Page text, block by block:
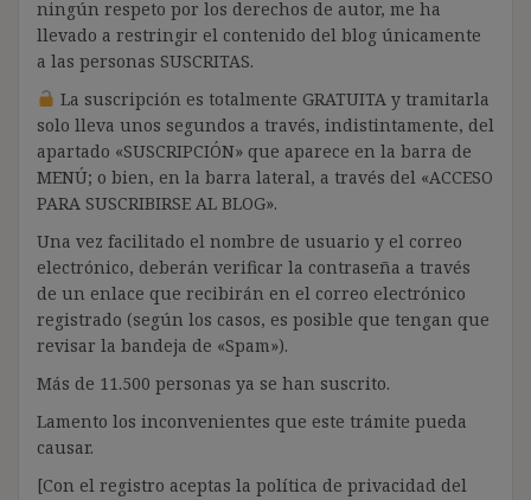
ningún respeto por los derechos de autor, me ha
llevado a restringir el contenido del blog únicamente
a las personas SUSCRITAS.
La suscripción es totalmente GRATUITA y tramitarla
solo lleva unos segundos a través, indistintamente, del
apartado «SUSCRIPCIÓN» que aparece en la barra de
MENÚ; o bien, en la barra lateral, a través del «ACCESO
PARA SUSCRIBIRSE AL BLOG».
Una vez facilitado el nombre de usuario y el correo
electrónico, deberán verificar la contraseña a través
de un enlace que recibirán en el correo electrónico
registrado (según los casos, es posible que tengan que
revisar la bandeja de «Spam»).
Más de 11.500 personas ya se han suscrito.
Lamento los inconvenientes que este trámite pueda
causar.
[Con el registro aceptas la política de privacidad del